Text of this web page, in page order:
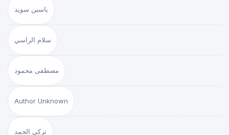
ياسين سويد
سلام الراسي
مصطفى محمود
Author Unknown
تركي الحمد